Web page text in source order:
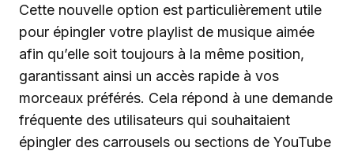
Cette nouvelle option est particulièrement utile
pour épingler votre playlist de musique aimée
afin qu’elle soit toujours à la même position,
garantissant ainsi un accès rapide à vos
morceaux préférés. Cela répond à une demande
fréquente des utilisateurs qui souhaitaient
épingler des carrousels ou sections de YouTube